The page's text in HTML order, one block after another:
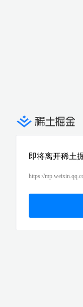
即将离开稀土
https://